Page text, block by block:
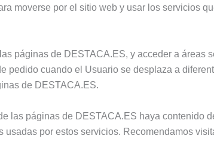
moverse por el sitio web y usar los servicios
páginas de DESTACA.ES, y acceder a áreas
pedido cuando el Usuario se desplaza a
de DESTACA.ES.
las páginas de DESTACA.ES haya contenido
usadas por estos servicios. Recomendamos